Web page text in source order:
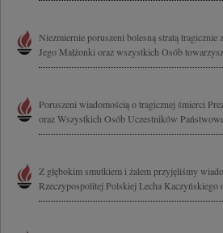
Niezmiernie poruszeni bolesną stratą
Jego Małżonki oraz wszystkich Osób
Poruszeni wiadomością o tragicznej śmierci
oraz Wszystkich Osób Uczestników
Z głębokim smutkiem i żalem przyjęliśmy
Rzeczypospolitej Polskiej Lecha